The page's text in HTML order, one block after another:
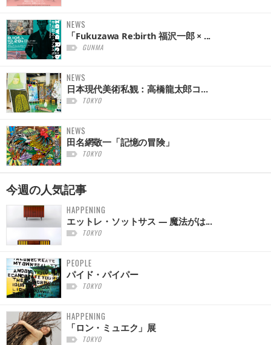
NEWS
「Fukuzawa Re:birth 福沢一郎 × ...
GUNMA
NEWS
日本現代美術私観：高橋龍太郎コ...
TOKYO
NEWS
田名網敬一「記憶の冒険」
TOKYO
今週の人気記事
HAPPENING
エットレ・ソットサス — 魔法がは...
TOKYO
PEOPLE
パイド・パイパー
TOKYO
HAPPENING
「ロン・ミュエク」展
TOKYO